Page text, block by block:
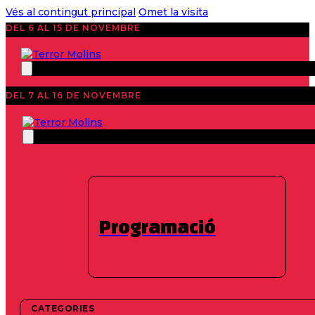
Vés al contingut principal Omet la visita
DEL 6 AL 15 DE NOVEMBRE
DEL 7 AL 16 DE NOVEMBRE
Programació
CATEGORIES
Taller
Com fer un
microrelat de
terror